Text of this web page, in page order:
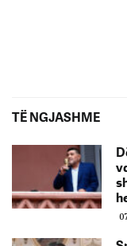
TË NGJASHME